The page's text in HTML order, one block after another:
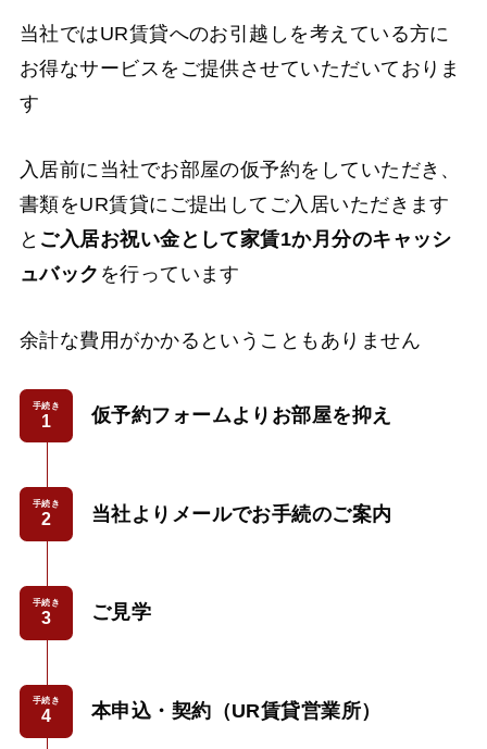
当社ではUR賃貸へのお引越しを考えている方に
お得なサービスをご提供させていただいておりま
す
入居前に当社でお部屋の仮予約をしていただき、
書類をUR賃貸にご提出してご入居いただきます
と ご入居お祝い金として家賃1か月分のキャッシ
ュバック を行っています
余計な費用がかかるということもありません
手続き 仮予約フォームよりお部屋を抑え
手続き 当社よりメールでお手続のご案内
手続き ご見学
手続き 本申込・契約（UR賃貸営業所）